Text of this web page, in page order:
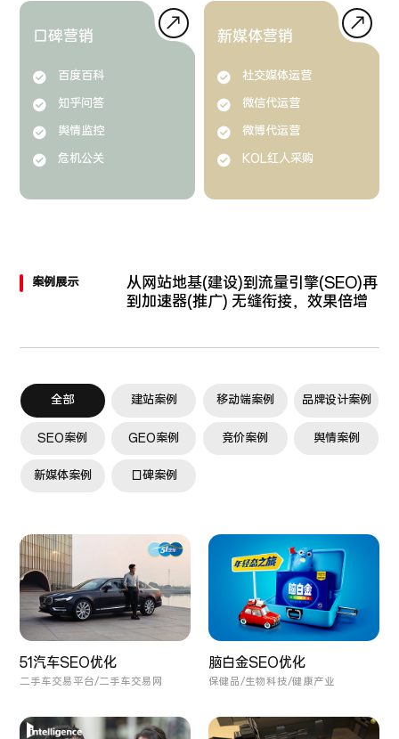
口碑营销
百度百科
知乎问答
舆情监控
危机公关
新媒体营销
社交媒体运营
微信代运营
微博代运营
KOL红人采购
案例展示
从网站地基(建设)到流量引擎(SEO)再
到加速器(推广) 无缝衔接，效果倍增
全部 建站案例 移动端案例 品牌设计案例
SEO案例 GEO案例 竞价案例 舆情案例
新媒体案例 口碑案例
51汽车SEO优化
二手车交易平台/二手车交易网
脑白金SEO优化
保健品/生物科技/健康产业